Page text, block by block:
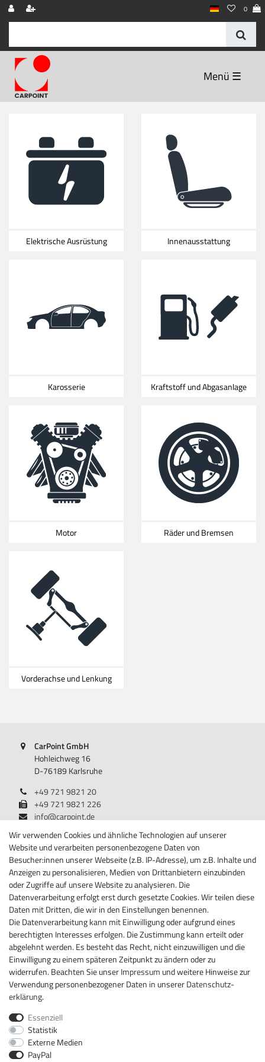
0
☰
Elektrische Ausrüstung Innenausstattung
Karosserie Kraftstoff und Abgasanlage
Motor Räder und Bremsen
Vorderachse und Lenkung
CarPoint GmbH
Hohleichweg 16
D-76189 Karlsruhe
+49 721 9821 20
+49 721 9821 226
info@carpoint.de
Informationen
Über Carpoint
Impressum
Daten­schutz­erklärung
AGB
Widerrufs­recht
Widerrufs­formular
Kontakt
Newsletter
Newsletter
Honig
Hiermit bestätige ich, dass ich die
Wir verwenden Cookies und ähnliche Technologien auf unserer
Website und verarbeiten personenbezogene Daten von
Besucher:innen unserer Webseite (z.B. IP-Adresse), um z.B. Inhalte und
Anzeigen zu personalisieren, Medien von Drittanbietern einzubinden
oder Zugriffe auf unsere Website zu analysieren. Die
Datenverarbeitung erfolgt erst durch gesetzte Cookies. Wir teilen diese
Daten mit Dritten, die wir in den Einstellungen benennen.
Die Datenverarbeitung kann mit Einwilligung oder aufgrund eines
berechtigten Interesses erfolgen. Die Zustimmung kann erteilt oder
abgelehnt werden. Es besteht das Recht, nicht einzuwilligen und die
Einwilligung zu einem späteren Zeitpunkt zu ändern oder zu
widerrufen. Beachten Sie unserImpressum und weitere Hinweise zur
Verwendung personenbezogener Daten in unsererDaten­schutz­
erklärung.
Essenziell
Statistik
Externe Medien
PayPal